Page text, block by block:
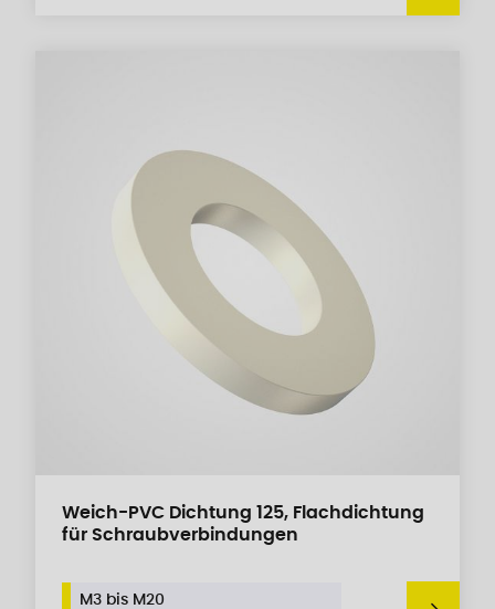
Weich-PVC Dichtung 125, Flachdichtung
für Schraubverbindungen
M3 bis M20